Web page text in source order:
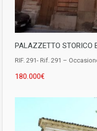
PALAZZETTO STORICO
RIF. 291- Rif. 291 –
180.000€